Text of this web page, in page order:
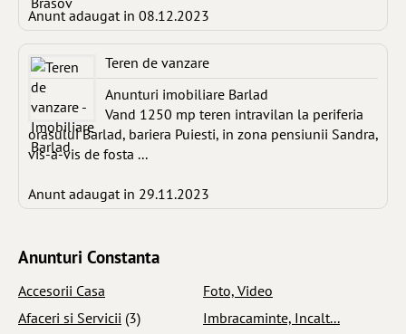
Anunt adaugat in 08.12.2023
Teren de vanzare
Anunturi imobiliare Barlad
Vand 1250 mp teren intravilan la periferia
orasului Barlad, bariera Puiesti, in zona pensiunii Sandra,
vis-a-vis de fosta ...
Anunt adaugat in 29.11.2023
Anunturi Constanta
Accesorii Casa
Afaceri si Servicii (3)
Foto, Video
Imbracaminte, Incalt...